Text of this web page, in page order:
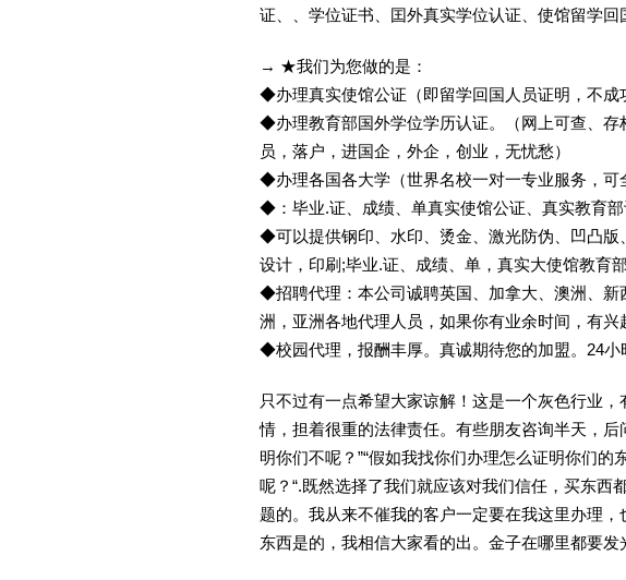
证、、学位证书、囯外真实学位认证、使馆留学回
→ ★我们为您做的是：
◆办理真实使馆公证（即留学回国人员证明，不
◆办理教育部国外学位学历认证。（网上可查、存
员，落户，进国企，外企，创业，无忧愁）
◆办理各国各大学（世界名校一对一专业服务，
◆：毕业.证、成绩、单真实使馆公证、真实教育部
◆可以提供钢印、水印、烫金、激光防伪、凹凸版
设计，印刷;毕业.证、成绩、单，真实大使馆教育
◆招聘代理：本公司诚聘英国、加拿大、澳洲、新
洲，亚洲各地代理人员，如果你有业余时间，有兴
◆校园代理，报酬丰厚。真诚期待您的加盟。24小
只不过有一点希望大家谅解！这是一个灰色行业
情，担着很重的法律责任。有些朋友咨询半天，
明你们不呢？”“假如我找你们办理怎么证明你们的
呢？“.既然选择了我们就应该对我们信任，买东西
题的。我从来不催我的客户一定要在我这里办理
东西是的，我相信大家看的出。金子在哪里都要发